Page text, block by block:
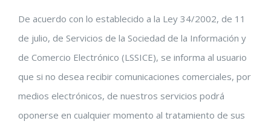
De acuerdo con lo establecido a la Ley 34/2002, de 11
de julio, de Servicios de la Sociedad de la Información y
de Comercio Electrónico (LSSICE), se informa al usuario
que si no desea recibir comunicaciones comerciales, por
medios electrónicos, de nuestros servicios podrá
oponerse en cualquier momento al tratamiento de sus